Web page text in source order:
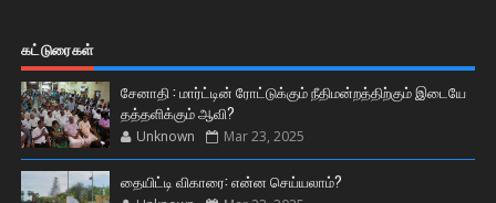
கட்டுரைகள்
சேனாதி : மார்ட்டின் ரோட்டுக்கும் நீதிமன்றத்திற்கும் இடையே
தத்தளிக்கும் ஆவி?
Unknown Mar 23, 2025
தையிட்டி விகாரை: என்ன செய்யலாம்?